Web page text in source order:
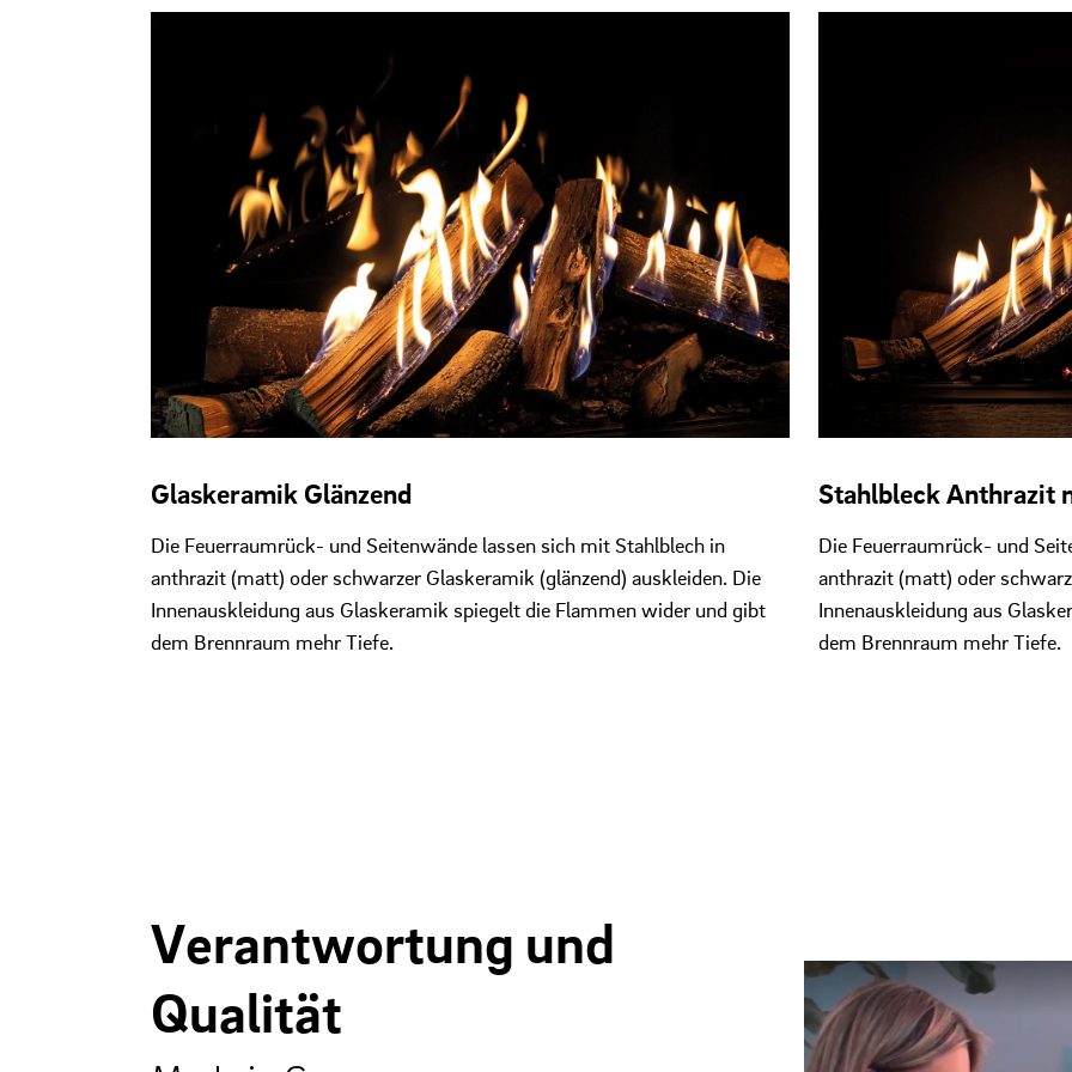
Glaskeramik Glänzend
Die Feuerraumrück- und Seitenwände lassen sich mit Stahlblech in
anthrazit (matt) oder schwarzer Glaskeramik (glänzend) auskleiden. Die
Innenauskleidung aus Glaskeramik spiegelt die Flammen wider und gibt
dem Brennraum mehr Tiefe.
Stahlbleck Anthrazit
Die Feuerraumrück- und
anthrazit (matt) oder
Innenauskleidung aus
dem Brennraum mehr Tiefe.
Verantwortung und
Qualität